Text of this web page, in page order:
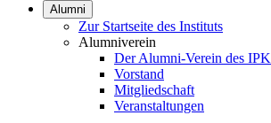
Alumni
Zur Startseite des Instituts
Alumniverein
Der Alumni-Verein des IPK
Vorstand
Mitgliedschaft
Veranstaltungen